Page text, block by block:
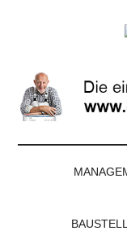
Magazin
für
Maler
und